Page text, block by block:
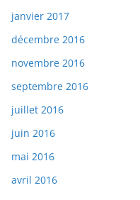
janvier 2017
décembre 2016
novembre 2016
septembre 2016
juillet 2016
juin 2016
mai 2016
avril 2016